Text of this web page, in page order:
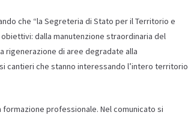
che “la Segreteria di Stato per il Territorio e
dalla manutenzione straordinaria del
rigenerazione di aree degradate alla
cantieri che stanno interessando l’intero territorio
professionale. Nel comunicato si